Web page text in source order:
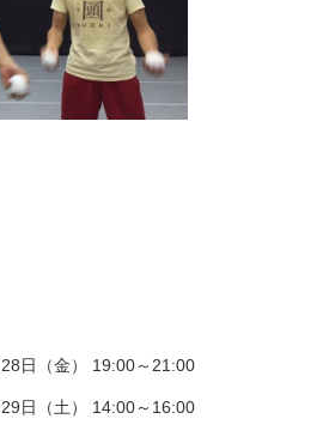
日（金） 19:00～21:00
日（土） 14:00～16:00